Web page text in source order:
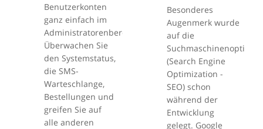
Benutzerkonten
ganz einfach im
Administratorenbereich.
Überwachen Sie
den Systemstatus,
die SMS-
Warteschlange,
Bestellungen und
greifen Sie auf
alle anderen
Besonderes
Augenmerk wurde
auf die
(Search Engine
Optimization -
SEO) schon
während der
Entwicklung
gelegt. Google